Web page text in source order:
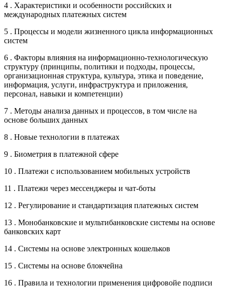
4 . Характеристики и особенности российских и
международных платежных систем
5 . Процессы и модели жизненного цикла информационных
систем
6 . Факторы влияния на информационно-технологическую
структуру (принципы, политики и подходы, процессы,
организационная структура, культура, этика и поведение,
информация, услуги, инфраструктура и приложения,
персонал, навыки и компетенции)
7 . Методы анализа данных и процессов, в том числе на
основе больших данных
8 . Новые технологии в платежах
9 . Биометрия в платежной сфере
10 . Платежи с использованием мобильных устройств
11 . Платежи через мессенджеры и чат-боты
12 . Регулирование и стандартизация платежных систем
13 . Монобанковские и мультибанковские системы на основе
банковских карт
14 . Системы на основе электронных кошельков
15 . Системы на основе блокчейна
16 . Правила и технологии применения цифровойе подписи